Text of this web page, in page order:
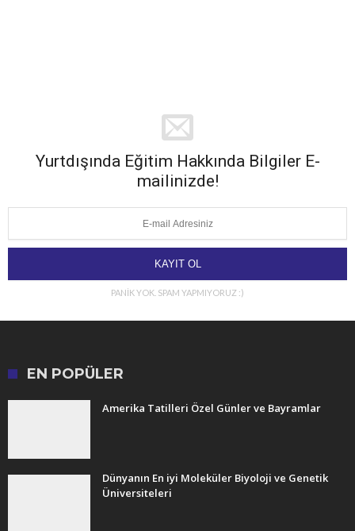
Yurtdışında Eğitim Hakkında Bilgiler E-
mailinizde!
PANİK YOK. SPAM YAPMIYORUZ :)
EN POPÜLER
Amerika Tatilleri Özel Günler ve Bayramlar
Dünyanın En iyi Moleküler Biyoloji ve Genetik
Üniversiteleri